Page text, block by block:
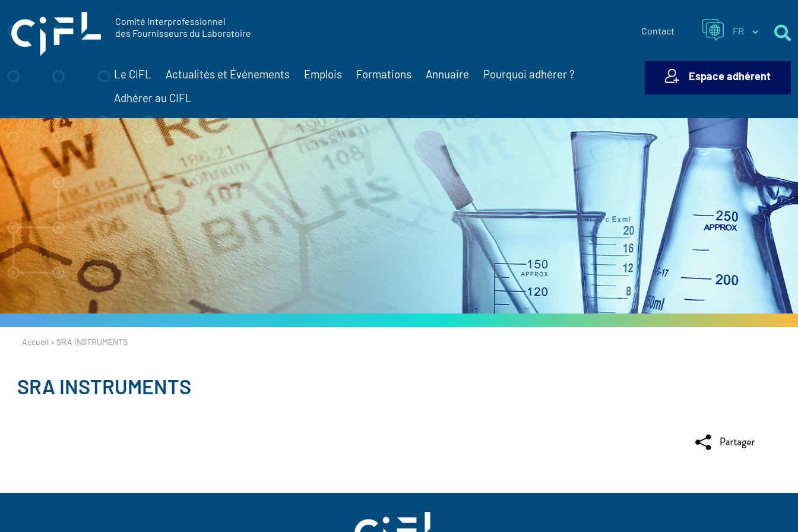
Comité Interprofessionnel
des Fournisseurs du Laboratoire
Contact
Le CIFL Actualités et Événements Emplois Formations Annuaire Pourquoi adhérer ?
Adhérer au CIFL
Espace adhérent
Accueil > SRA INSTRUMENTS
SRA INSTRUMENTS